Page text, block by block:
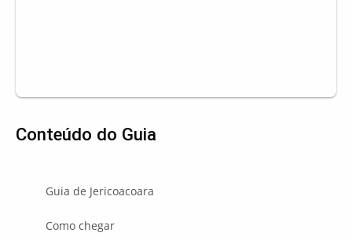
Conteúdo do Guia
Guia de Jericoacoara
Como chegar